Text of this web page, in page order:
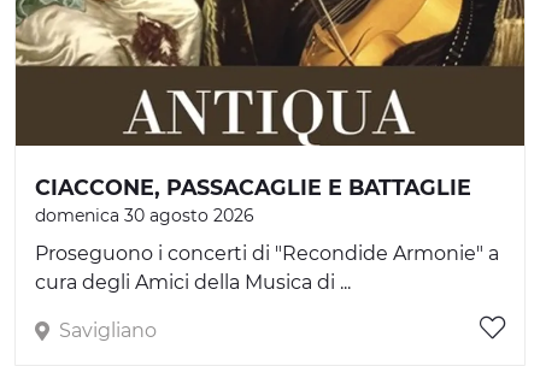
CIACCONE, PASSACAGLIE E BATTAGLIE
domenica 30 agosto 2026
Proseguono i concerti di "Recondide Armonie" a
cura degli Amici della Musica di ...
Savigliano